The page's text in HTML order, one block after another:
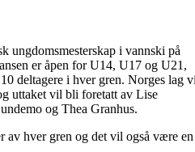
ungdomsmesterskap i vannski på
er åpen for U14, U17 og U21,
deltagere i hver gren. Norges lag
uttaket vil bli foretatt av Lise
og Thea Granhus.
hver gren og det vil også være en